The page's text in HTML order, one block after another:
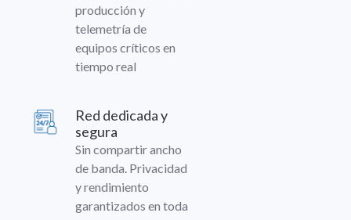
producción y
telemetría de
equipos críticos en
tiempo real
Red dedicada y
segura
Sin compartir ancho
de banda. Privacidad
y rendimiento
garantizados en toda